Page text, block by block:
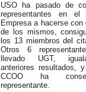
USO ha pasado de
representantes en el
Empresa a hacerse
de los mismos,
los 13 miembros del
Otros 6
llevado UGT,
anteriores resultados,
CCOO ha
representante.